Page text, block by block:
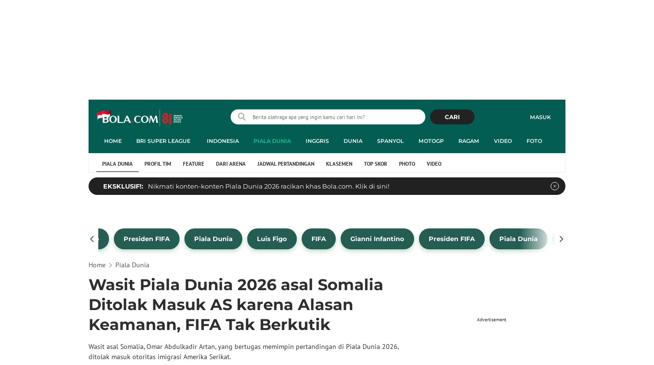
MASUK
CARI
HOME BRI SUPER LEAGUE INDONESIA PIALA DUNIA INGGRIS DUNIA SPANYOL MOTOGP RAGAM VIDEO FOTO
PIALA DUNIA PROFIL TIM FEATURE DARI ARENA JADWAL PERTANDINGAN KLASEMEN TOP SKOR PHOTO VIDEO
EKSKLUSIF!: Nikmati konten-konten Piala Dunia 2026 racikan khas Bola.com. Klik di sini!
Gianni Infantino Presiden FIFA Piala Dunia Luis Figo FIFA Gianni Infantino Presiden FIFA Piala Dunia Luis Figo
Home Piala Dunia
Wasit Piala Dunia 2026 asal Somalia
Ditolak Masuk AS karena Alasan
Keamanan, FIFA Tak Berkutik
Wasit asal Somalia, Omar Abdulkadir Artan, yang bertugas memimpin pertandingan di Piala Dunia 2026,
ditolak masuk otoritas imigrasi Amerika Serikat.
Advertisement